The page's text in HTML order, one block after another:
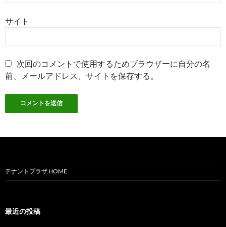
サイト
次回のコメントで使用するためブラウザーに自分の名
前、メールアドレス、サイトを保存する。
テナントプラザ HOME
最近の投稿